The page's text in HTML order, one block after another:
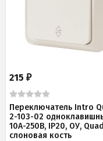
215 ₽
Переключатель Intro
2-103-02
10А-250В, IP20, ОУ,
слоновая кость